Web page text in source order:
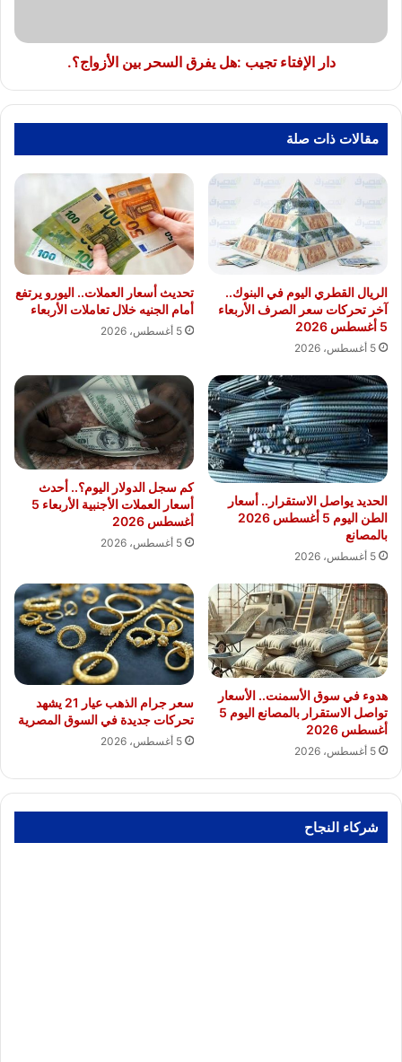
دار الإفتاء تجيب :هل يفرق السحر بين الأزواج؟.
مقالات ذات صلة
الريال القطري اليوم في البنوك..
آخر تحركات سعر الصرف الأربعاء
5 أغسطس 2026
5 أغسطس، 2026
تحديث أسعار العملات.. اليورو يرتفع
أمام الجنيه خلال تعاملات الأربعاء
5 أغسطس، 2026
الحديد يواصل الاستقرار.. أسعار
الطن اليوم 5 أغسطس 2026
بالمصانع
5 أغسطس، 2026
كم سجل الدولار اليوم؟.. أحدث
أسعار العملات الأجنبية الأربعاء 5
أغسطس 2026
5 أغسطس، 2026
هدوء في سوق الأسمنت.. الأسعار
تواصل الاستقرار بالمصانع اليوم 5
أغسطس 2026
5 أغسطس، 2026
سعر جرام الذهب عيار 21 يشهد
تحركات جديدة في السوق المصرية
5 أغسطس، 2026
شركاء النجاح